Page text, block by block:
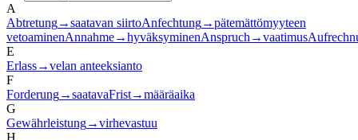
A
Abtretung→saatavan siirtoAnfechtung→pätemättömyyteen
vetoaminenAnnahme→hyväksyminenAnspruch →vaatimus
E
Erlass→velan anteeksianto
F
Forderung→saatavaFrist→määräaika
G
Gewährleistung→virhevastuu
H